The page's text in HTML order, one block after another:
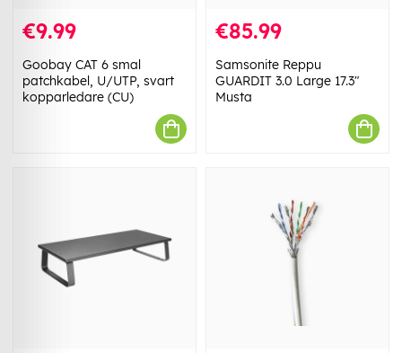
€9.99
Goobay CAT 6 smal
patchkabel, U/UTP, svart
kopparledare (CU)
€85.99
Samsonite Reppu
GUARDIT 3.0 Large 17.3"
Musta